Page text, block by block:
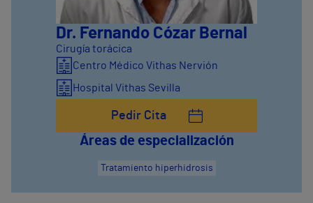
Dr. Fernando Cózar Bernal
Cirugía torácica
Centro Médico Vithas Nervión
Hospital Vithas Sevilla
Pedir Cita
Áreas de especialización
Tratamiento hiperhidrosis